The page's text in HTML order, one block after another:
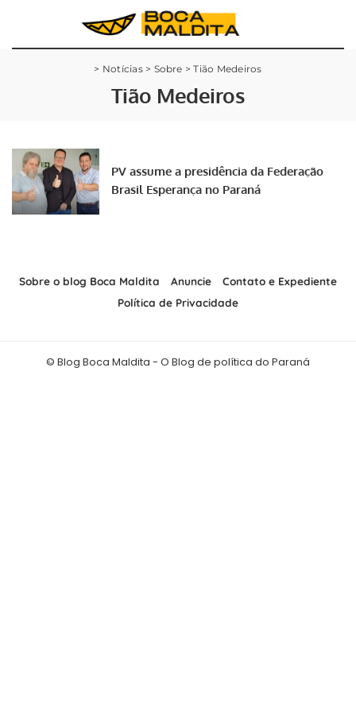
> Notícias> Sobre >Tião Medeiros
Tião Medeiros
PV assume a presidência da Federação
Brasil Esperança no Paraná
Sobre o blog Boca Maldita Anuncie
Contato e Expediente
Política de Privacidade
© Blog Boca Maldita - O Blog de política do Paraná